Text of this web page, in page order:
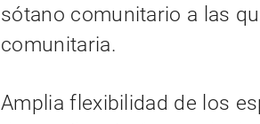
sótano comunitario a las
comunitaria.
Amplia flexibilidad de los